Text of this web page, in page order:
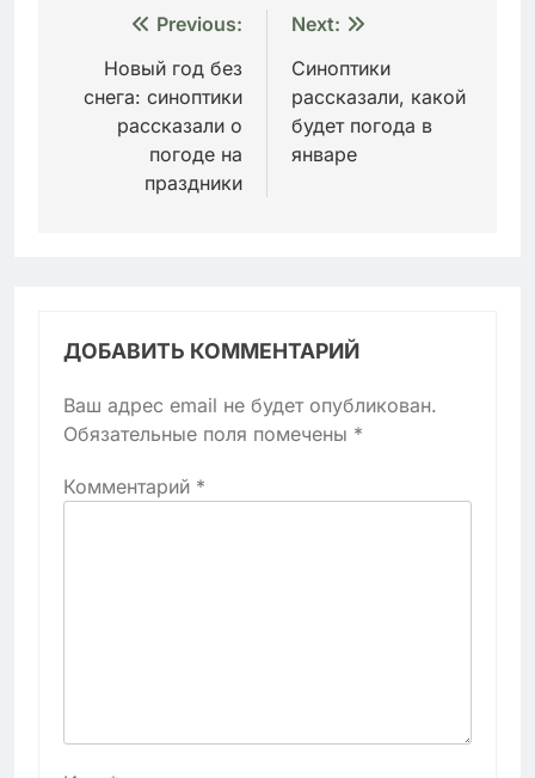
Навигация
записям
Previous:
Новый год без
снега: синоптики
рассказали о
погоде на
праздники
Next:
Синоптики
рассказали, какой
будет погода в
январе
ДОБАВИТЬ КОММЕНТАРИЙ
Ваш адрес email не будет опубликован.
Обязательные поля помечены *
Комментарий *